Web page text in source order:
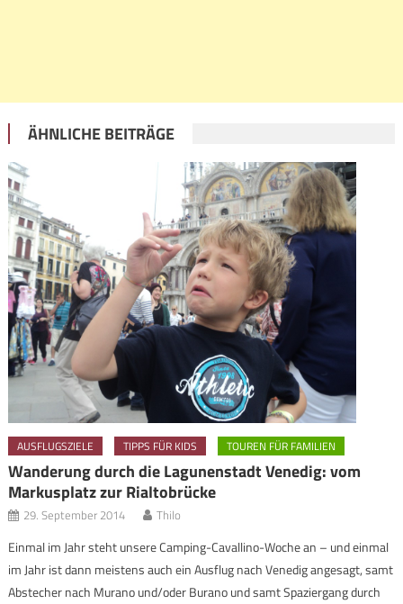
ÄHNLICHE BEITRÄGE
AUSFLUGSZIELE TIPPS FÜR KIDS TOUREN FÜR FAMILIEN
Wanderung durch die Lagunenstadt Venedig: vom
Markusplatz zur Rialtobrücke
29. September 2014 Thilo
Einmal im Jahr steht unsere Camping-Cavallino-Woche an – und einmal
im Jahr ist dann meistens auch ein Ausflug nach Venedig angesagt, samt
Abstecher nach Murano und/oder Burano und samt Spaziergang durch